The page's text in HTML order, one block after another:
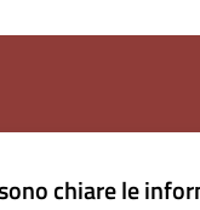
chiare le